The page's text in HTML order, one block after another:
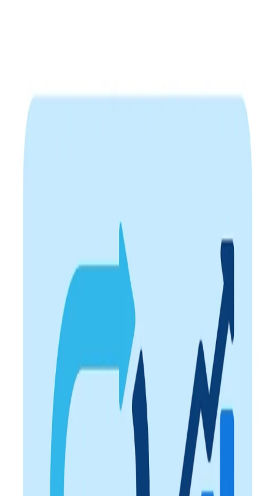
พนักงานอย่างแท้จริง เพื่อพัฒนาองค์กรได้ตรงจุด
การรับรองที่น่าเชื่อถือ
สะท้อนความเป็นองค์กรคุณภาพที่ให้ความสำคัญกับคน ช่วยยก
ระดับภาพลักษณ์ทั้งในสายตาพนักงานและผู้สมัคร
พัฒนา EVP อย่างต่อเนื่อง
ประเมิน Employer Value Proposition เพื่อให้มั่นใจว่าสิ่งที่องค์กร
สื่อสาร ตรงกับประสบการณ์จริงของพนักงาน
ดึงดูดผู้สมัครคุณภาพสูง
องค์กรที่ได้รับการรับรองมีแนวโน้มได้รับความสนใจจาก Talent
มากขึ้น เพิ่มทั้งคุณภาพและปริมาณผู้สมัคร
ขับเคลื่อนการเปลี่ยนแปลง